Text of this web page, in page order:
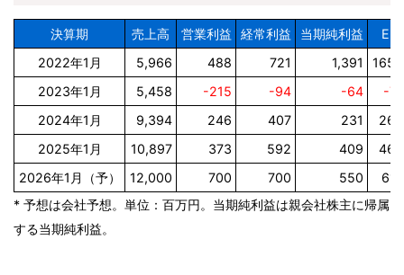
決算期 売上高 営業利益 経常利益 当期純利益
2022年1月
5,966 488 721 1,391
2023年1月
5,458 -215 -94 -64
-
2024年1月
9,394 246 407 231
2025年1月
10,897 373 592 409
2026年1月（予）
12,000 700 700 550
* 予想は会社予想。単位：百万円。当期純利益は親会社株主に帰属
する当期純利益。